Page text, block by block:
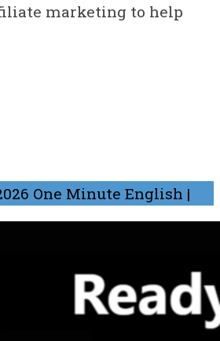
marketing to help
One Minute English |